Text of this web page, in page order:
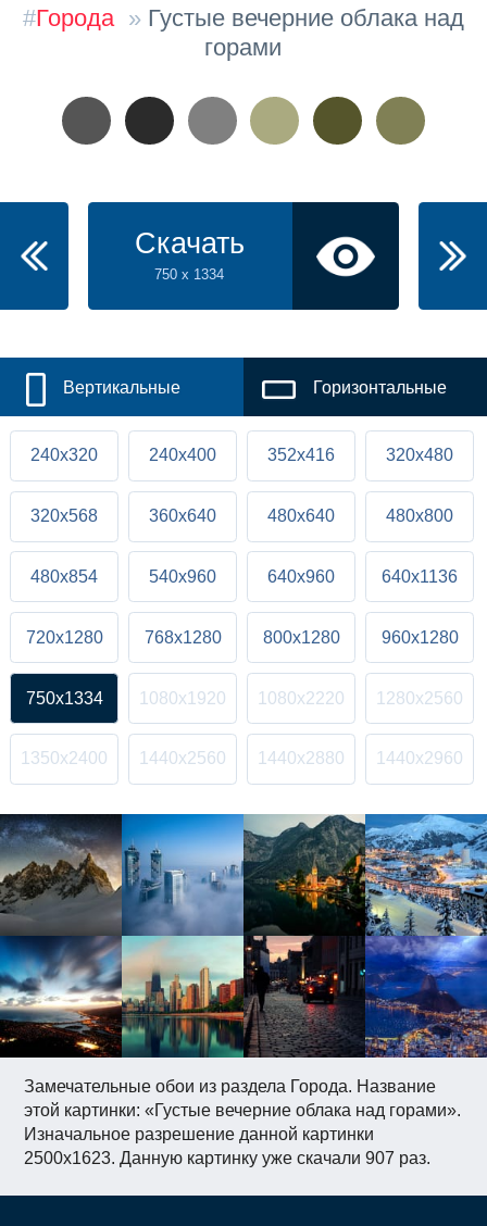
Замечательные обои из раздела Города. Название
этой картинки: «Густые вечерние облака над горами».
Изначальное разрешение данной картинки
2500x1623. Данную картинку уже скачали 907 раз.
#Города » Густые вечерние облака над
горами
Скачать
750 x 1334
Вертикальные Горизонтальные
240x320 240x400 352x416 320x480
320x568 360x640 480x640 480x800
480x854 540x960 640x960 640x1136
720x1280 768x1280 800x1280 960x1280
750x1334 1080x1920 1080x2220 1280x2560
1350x2400 1440x2560 1440x2880 1440x2960